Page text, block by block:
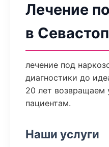
Лечение
в
лечение под
диагностики до
20 лет возвращаем
пациентам.
Наши услуги